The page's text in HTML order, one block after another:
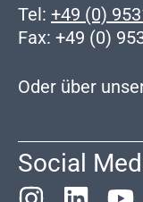
Tel: +49 (0)
Fax: +49 (0)
Oder über
Social